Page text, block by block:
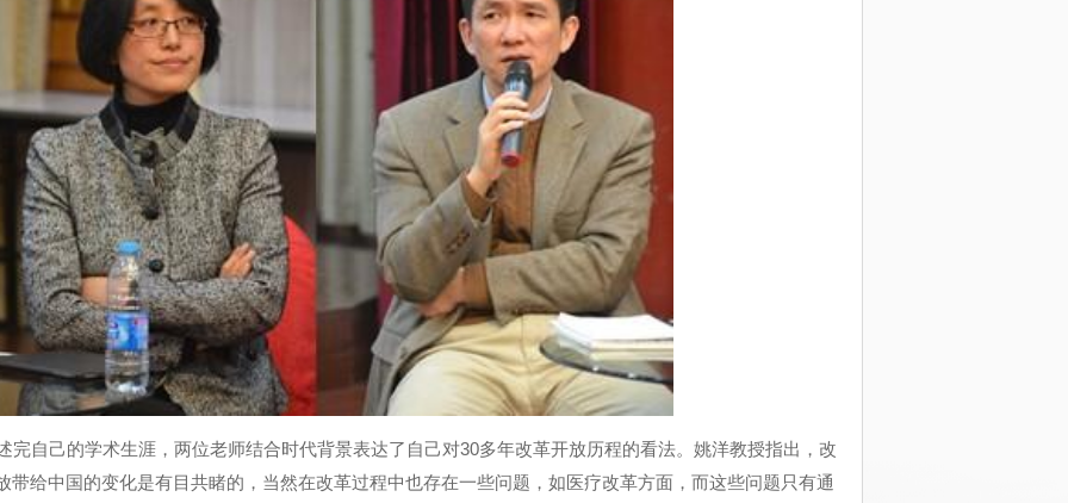
自己的学术生涯，两位老师结合时代背景表达了自己对30多年改革开放历程的看法。姚洋教授指出，改
带给中国的变化是有目共睹的，当然在改革过程中也存在一些问题，如医疗改革方面，而这些问题只有通